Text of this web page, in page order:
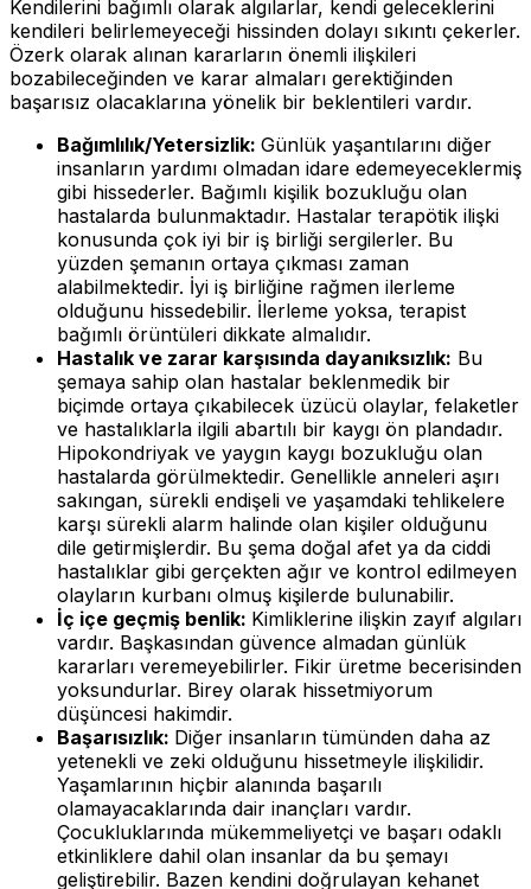
Kendilerini bağımlı olarak algılarlar, kendi geleceklerini
kendileri belirlemeyeceği hissinden dolayı sıkıntı çekerler.
Özerk olarak alınan kararların önemli ilişkileri
bozabileceğinden ve karar almaları gerektiğinden
başarısız olacaklarına yönelik bir beklentileri vardır.
Bağımlılık/Yetersizlik: Günlük yaşantılarını diğer
insanların yardımı olmadan idare edemeyeceklermiş
gibi hissederler. Bağımlı kişilik bozukluğu olan
hastalarda bulunmaktadır. Hastalar terapötik ilişki
konusunda çok iyi bir iş birliği sergilerler. Bu
yüzden şemanın ortaya çıkması zaman
alabilmektedir. İyi iş birliğine rağmen ilerleme
olduğunu hissedebilir. İlerleme yoksa, terapist
bağımlı örüntüleri dikkate almalıdır.
Hastalık ve zarar karşısında dayanıksızlık: Bu
şemaya sahip olan hastalar beklenmedik bir
biçimde ortaya çıkabilecek üzücü olaylar, felaketler
ve hastalıklarla ilgili abartılı bir kaygı ön plandadır.
Hipokondriyak ve yaygın kaygı bozukluğu olan
hastalarda görülmektedir. Genellikle anneleri aşırı
sakıngan, sürekli endişeli ve yaşamdaki tehlikelere
karşı sürekli alarm halinde olan kişiler olduğunu
dile getirmişlerdir. Bu şema doğal afet ya da ciddi
hastalıklar gibi gerçekten ağır ve kontrol edilmeyen
olayların kurbanı olmuş kişilerde bulunabilir.
İç içe geçmiş benlik: Kimliklerine ilişkin zayıf algıları
vardır. Başkasından güvence almadan günlük
kararları veremeyebilirler. Fikir üretme becerisinden
yoksundurlar. Birey olarak hissetmiyorum
düşüncesi hakimdir.
Başarısızlık: Diğer insanların tümünden daha az
yetenekli ve zeki olduğunu hissetmeyle ilişkilidir.
Yaşamlarının hiçbir alanında başarılı
olamayacaklarında dair inançları vardır.
Çocukluklarında mükemmeliyetçi ve başarı odaklı
etkinliklere dahil olan insanlar da bu şemayı
geliştirebilir. Bazen kendini doğrulayan kehanet